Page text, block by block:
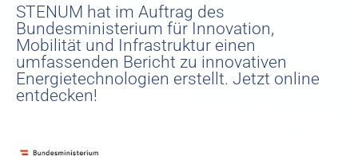
STENUM hat im Auftrag des
Bundesministerium für Innovation,
Mobilität und Infrastruktur einen
umfassenden Bericht zu innovativen
Energietechnologien erstellt. Jetzt online
entdecken!